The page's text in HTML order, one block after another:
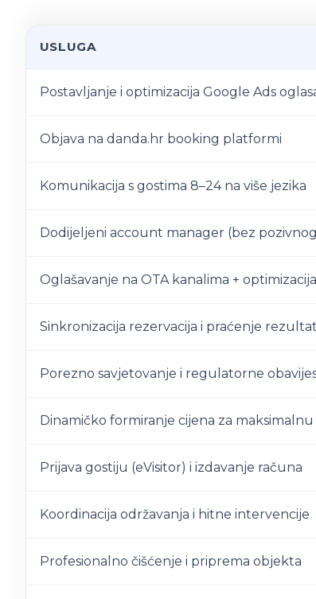
USLUGA
Postavljanje i optimizacija Google Ads
Objava na danda.hr booking platformi
Komunikacija s gostima 8–24 na više jezika
Dodijeljeni account manager (bez
Oglašavanje na OTA kanalima +
Sinkronizacija rezervacija i praćenje
Porezno savjetovanje i regulatorne
Dinamičko formiranje cijena za
Prijava gostiju (eVisitor) i izdavanje računa
Koordinacija održavanja i hitne intervencije
Profesionalno čišćenje i priprema objekta